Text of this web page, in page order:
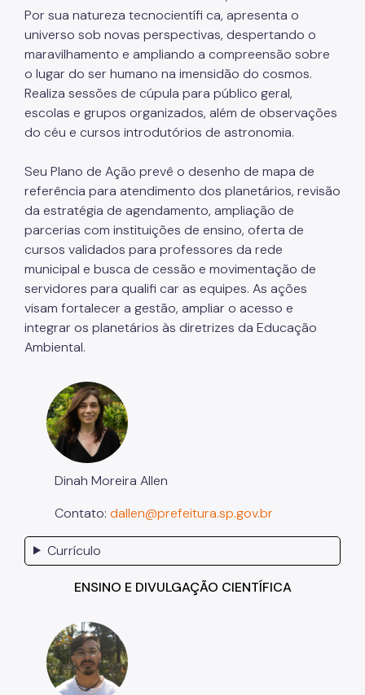
Por sua natureza tecnocientífi ca, apresenta o
universo sob novas perspectivas, despertando o
maravilhamento e ampliando a compreensão sobre
o lugar do ser humano na imensidão do cosmos.
Realiza sessões de cúpula para público geral,
escolas e grupos organizados, além de observações
do céu e cursos introdutórios de astronomia.
Seu Plano de Ação prevê o desenho de mapa de
referência para atendimento dos planetários, revisão
da estratégia de agendamento, ampliação de
parcerias com instituições de ensino, oferta de
cursos validados para professores da rede
municipal e busca de cessão e movimentação de
servidores para qualifi car as equipes. As ações
visam fortalecer a gestão, ampliar o acesso e
integrar os planetários às diretrizes da Educação
Ambiental.
Dinah Moreira Allen
Contato: dallen@prefeitura.sp.gov.br
Currículo
ENSINO E DIVULGAÇÃO CIENTÍFICA